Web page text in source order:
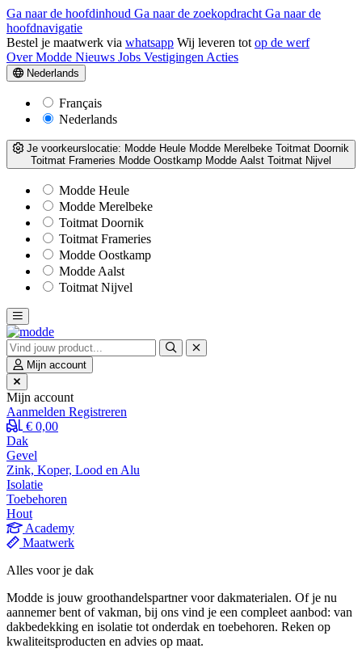
Ga naar de hoofdinhoud Ga naar de zoekopdracht Ga naar de
hoofdnavigatie
Bestel je maatwerk via whatsapp Wij leveren tot op de werf
Over Modde Nieuws Jobs Vestigingen Acties
Nederlands
Français
Nederlands
Je voorkeurslocatie: Modde Heule Modde Merelbeke Toitmat Doornik
Toitmat Frameries Modde Oostkamp Modde Aalst Toitmat Nijvel
Modde Heule
Modde Merelbeke
Toitmat Doornik
Toitmat Frameries
Modde Oostkamp
Modde Aalst
Toitmat Nijvel
Mijn account
Mijn account
Aanmelden Registreren
€ 0,00
Dak
Gevel
Zink, Koper, Lood en Alu
Isolatie
Toebehoren
Hout
Academy
Maatwerk
Alles voor je dak
Modde is jouw groothandelspartner voor dakmaterialen. Of je nu
aannemer bent of vakman, bij ons vind je een compleet aanbod: van
dakbedekking en isolatie tot onderdak en toebehoren. Reken op
kwaliteitsproducten en advies op maat.